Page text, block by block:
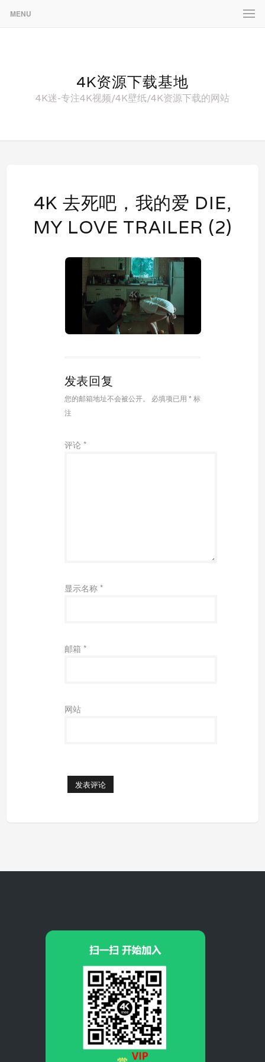
MENU
4K资源下载基地
4K迷-专注4K视频/4K壁纸/4K资源下载的网站
4K 去死吧，我的爱 DIE,
MY LOVE TRAILER (2)
发表回复
您的邮箱地址不会被公开。 必填项已用 * 标
注
评论 *
显示名称 *
邮箱 *
网站